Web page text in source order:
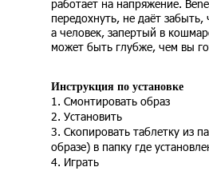
работает на напряжение.
передохнуть, не даёт
а человек, запертый в
может быть глубже, чем вы
Инструкция по установке
1. Смонтировать образ
2. Установить
3. Скопировать таблетку из
образе) в папку где
4. Играть